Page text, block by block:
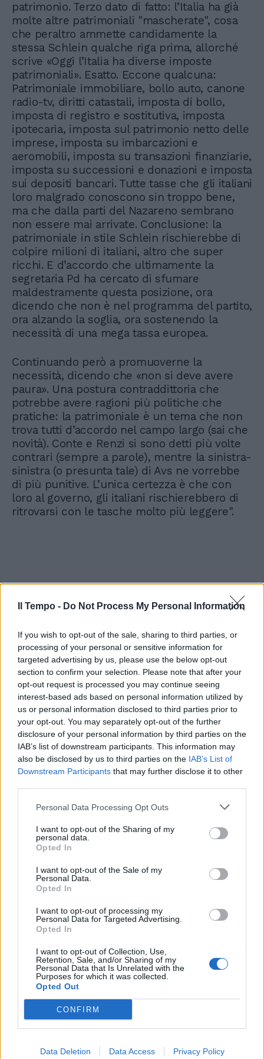
Il Tempo - Do Not Process My Personal Information
If you wish to opt-out of the sale, sharing to third parties, or
processing of your personal or sensitive information for
targeted advertising by us, please use the below opt-out
section to confirm your selection. Please note that after your
opt-out request is processed you may continue seeing
interest-based ads based on personal information utilized by
us or personal information disclosed to third parties prior to
your opt-out. You may separately opt-out of the further
disclosure of your personal information by third parties on the
IAB’s list of downstream participants. This information may
also be disclosed by us to third parties on the IAB’s List of
Downstream Participants that may further disclose it to other
Personal Data Processing Opt Outs
I want to opt-out of the Sharing of my
personal data.
Opted In
I want to opt-out of the Sale of my
Personal Data.
Opted In
I want to opt-out of processing my
Personal Data for Targeted Advertising.
Opted In
I want to opt-out of Collection, Use,
Retention, Sale, and/or Sharing of my
Personal Data that Is Unrelated with the
Purposes for which it was collected.
Opted Out
CONFIRM
Data Deletion Data Access Privacy Policy
patrimonio. Terzo dato di fatto: l’Italia ha già
molte altre patrimoniali "mascherate", cosa
che peraltro ammette candidamente la
stessa Schlein qualche riga prima, allorché
scrive «Oggi l’Italia ha diverse imposte
patrimoniali». Esatto. Eccone qualcuna:
Patrimoniale immobiliare, bollo auto, canone
radio-tv, diritti catastali, imposta di bollo,
imposta di registro e sostitutiva, imposta
ipotecaria, imposta sul patrimonio netto delle
imprese, imposta su imbarcazioni e
aeromobili, imposta su transazioni finanziarie,
imposta su successioni e donazioni e imposta
sui depositi bancari. Tutte tasse che gli italiani
loro malgrado conoscono sin troppo bene,
ma che dalla parti del Nazareno sembrano
non essere mai arrivate. Conclusione: la
patrimoniale in stile Schlein rischierebbe di
colpire milioni di italiani, altro che super
ricchi. E d’accordo che ultimamente la
segretaria Pd ha cercato di sfumare
maldestramente questa posizione, ora
dicendo che non è nel programma del partito,
ora alzando la soglia, ora sostenendo la
necessità di una mega tassa europea.
Continuando però a promuoverne la
necessità, dicendo che «non si deve avere
paura». Una postura contraddittoria che
potrebbe avere ragioni più politiche che
pratiche: la patrimoniale è un tema che non
trova tutti d’accordo nel campo largo (sai che
novità). Conte e Renzi si sono detti più volte
contrari (sempre a parole), mentre la sinistra-
sinistra (o presunta tale) di Avs ne vorrebbe
di più punitive. L’unica certezza è che con
loro al governo, gli italiani rischierebbero di
ritrovarsi con le tasche molto più leggere".